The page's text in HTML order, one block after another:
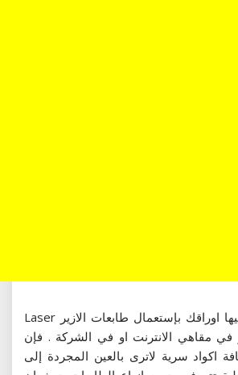
في كل مرة تطبع فيها اوراقك بإستعمال طابعات الازير Laser
مقاهي الانترنت او في الشركة . فإن
اكواد سرية لاترى بالعين المجردة إلى